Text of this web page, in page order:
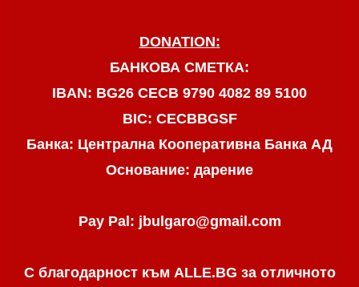
DONATION:
БАНКОВА СМЕТКА:
IBAN: BG26 CECB 9790 4082 89 5100
BIC: CECBBGSF
Банка: Централна Кооперативна Банка АД
Основание: дарение
Pay Pal: jbulgaro@gmail.com
С благодарност към ALLE.BG за отличното